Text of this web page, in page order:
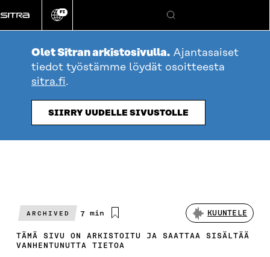
suoraan
sisältöön
Vaihda
kieli
FI
Hae
Olet Sitran arkistosivulla. Ajantasaiset
tiedot työstämme löydät osoitteesta
sitra.fi.
SIIRRY UUDELLE SIVUSTOLLE
ARCHIVED
Arvioitu
7 min KUUNTELE
TÄMÄ SIVU ON ARKISTOITU JA SAATTAA SISÄLTÄÄ
VANHENTUNUTTA TIETOA